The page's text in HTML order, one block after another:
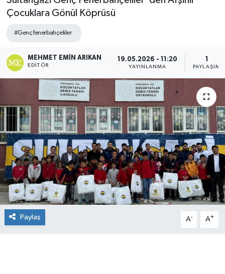
Çocuklara Gönül Köprüsü
#Genç fenerbahçeliler
MEHMET EMIN ARIKAN
EDITÖR
19.05.2026 - 11:20
YAYINLANMA
1
PAYLAŞIM
Paylaş A- A+